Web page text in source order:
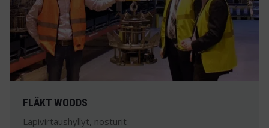
FLÄKT WOODS
Läpivirtaushyllyt, nosturit